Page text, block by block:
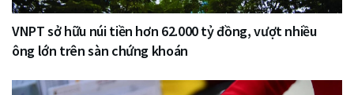
VNPT sở hữu núi tiền hơn 62.000 tỷ đồng, vượt nhiều
ông lớn trên sàn chứng khoán